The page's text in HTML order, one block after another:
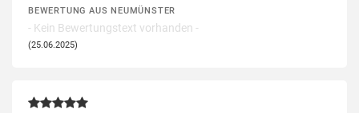
BEWERTUNG AUS NEUMÜNSTER
- Kein Bewertungstext vorhanden -
(25.06.2025)